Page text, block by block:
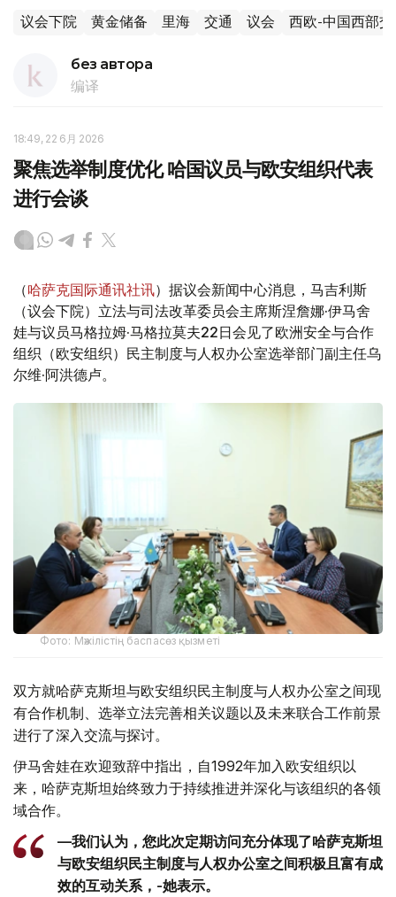
议会下院 黄金储备 里海 交通 议会 西欧-中国西部
без автора
编译
18:49, 22 6月 2026
聚焦选举制度优化 哈国议员与欧安组织代表
进行会谈
（哈萨克国际通讯社讯）据议会新闻中心消息，马吉利斯
（议会下院）立法与司法改革委员会主席斯涅詹娜·伊马舍
娃与议员马格拉姆·马格拉莫夫22日会见了欧洲安全与合作
组织（欧安组织）民主制度与人权办公室选举部门副主任乌
尔维·阿洪德卢。
Фото: Мәжілістің баспасөз қызметі
双方就哈萨克斯坦与欧安组织民主制度与人权办公室之间现
有合作机制、选举立法完善相关议题以及未来联合工作前景
进行了深入交流与探讨。
伊马舍娃在欢迎致辞中指出，自1992年加入欧安组织以
来，哈萨克斯坦始终致力于持续推进并深化与该组织的各领
域合作。
—我们认为，您此次定期访问充分体现了哈萨克斯坦
与欧安组织民主制度与人权办公室之间积极且富有成
效的互动关系，-她表示。